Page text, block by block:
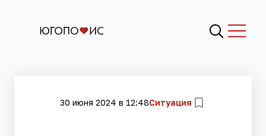
30 июня 2024 в 12:48Ситуация